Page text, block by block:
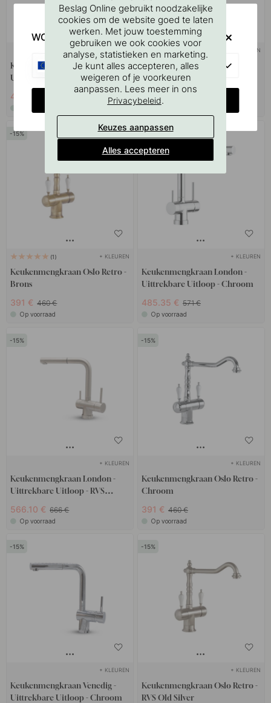
+ KLEUREN
Keukenmengkraan Venedig -
Uittrekbare Uitloop - Silgranit
408 €
+ KLEUREN
Afsluitkraan voor vaatwasser -
Chroom
102 €
15
1 + KLEUREN
Keukenmengkraan Oslo Retro -
Brons
391 € 460 €
Op voorraad
15
+ KLEUREN
Keukenmengkraan London -
Uittrekbare Uitloop - Chroom
485.35 € 571 €
Op voorraad
15
+ KLEUREN
Keukenmengkraan London -
Uittrekbare Uitloop - RVS
566.10 € 666 €
Op voorraad
15
+ KLEUREN
Keukenmengkraan Oslo Retro -
Chroom
391 € 460 €
Op voorraad
15
+ KLEUREN
Keukenmengkraan Venedig -
Uittrekbare Uitloop - Chroom
15
+ KLEUREN
Keukenmengkraan Oslo Retro -
RVS Old Silver
Beslag Online gebruikt noodzakelijke
cookies om de website goed te laten
werken. Met jouw toestemming
gebruiken we ook cookies voor
analyse, statistieken en marketing.
Je kunt alles accepteren, alles
weigeren of je voorkeuren
aanpassen. Lees meer in ons
Privacybeleid.
Keuzes aanpassen
Alles accepteren
WOULD YOU RATHER VISIT?
CHANGE COUNTRY